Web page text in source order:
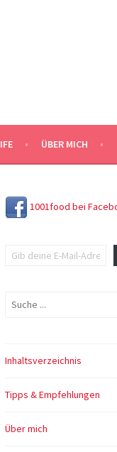
ÜBER MICH
1001food bei
Suchen
Inhaltsverzeichnis
Tipps & Empfehlungen
Über mich